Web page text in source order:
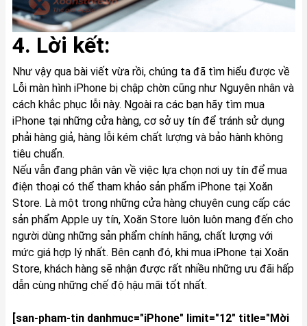
4. Lời kết:
Như vậy qua bài viết vừa rồi, chúng ta đã tìm hiểu được về
Lỗi màn hình iPhone bị chập chờn cũng như Nguyên nhân và
cách khắc phục lỗi này. Ngoài ra các bạn hãy tìm mua
iPhone tại những cửa hàng, cơ sở uy tín để tránh sử dụng
phải hàng giả, hàng lỗi kém chất lượng và bảo hành không
tiêu chuẩn.
Nếu vẫn đang phân vân về việc lựa chọn nơi uy tín để mua
điện thoại có thể tham khảo sản phẩm iPhonetại Xoăn
Store. Là một trong những cửa hàng chuyên cung cấp các
sản phẩm Apple uy tín, Xoăn Store luôn luôn mang đến cho
người dùng những sản phẩm chính hãng, chất lượng với
mức giá hợp lý nhất. Bên cạnh đó, khi mua iPhone tại Xoăn
Store, khách hàng sẽ nhận được rất nhiều những ưu đãi hấp
dẫn cùng những chế độ hậu mãi tốt nhất.
[san-pham-tin danhmuc="iPhone" limit="12" title="Mời